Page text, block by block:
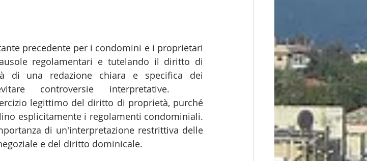
precedente per i condomini e i proprietari
regolamentari e tutelando il diritto di
di una redazione chiara e specifica dei
controversie interpretative.
legittimo del diritto di proprietà, purché
esplicitamente i regolamenti condominiali.
di un'interpretazione restrittiva delle
e del diritto dominicale.